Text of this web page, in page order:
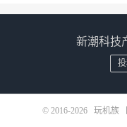
新潮科技
© 2016-2026 玩机族